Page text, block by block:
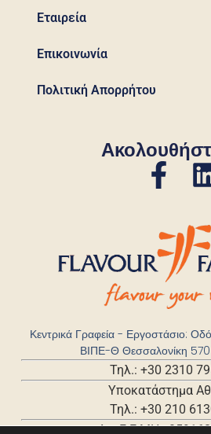
Κεντρικά Γραφεία - Εργοστάσιο:
ΒΙΠΕ-Θ Θεσσαλονίκη
Τηλ.: +30 2310
Υποκατάστημα
Τηλ.: +30 210
Αρ. Γ.Ε.ΜΗ.:
Εταιρεία
Επικοινωνία
Πολιτική Απορρήτου